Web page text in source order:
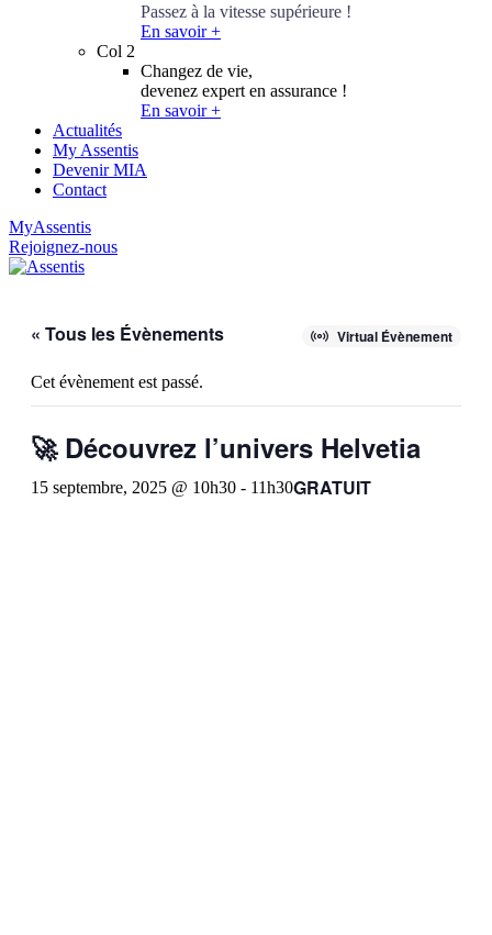
Passez à la vitesse supérieure !
En savoir +
Col 2
Changez de vie,
devenez expert en assurance !
En savoir +
Actualités
My Assentis
Devenir MIA
Contact
MyAssentis
Rejoignez-nous
« Tous les Évènements Virtual Évènement
Cet évènement est passé.
🚀 Découvrez l’univers Helvetia
15 septembre, 2025 @ 10h30 - 11h30GRATUIT